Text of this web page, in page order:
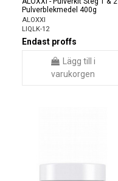
Pulverblekmedel 400g
ALOXXI
LIQLK-12
Endast proffs
Lägg till i
varukorgen